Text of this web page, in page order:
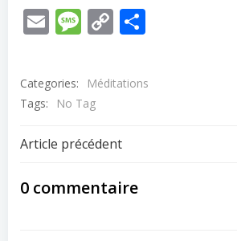
EmailMessage
Copy
Link
Categories:
Méditations
Tags:
No Tag
Post
navigation
Article précédent
0 commentaire